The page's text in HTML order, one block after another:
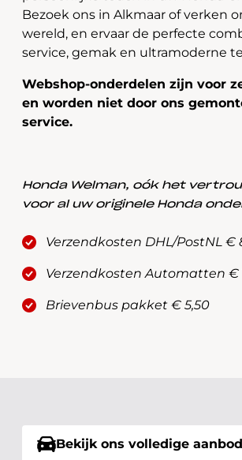
Bezoek ons in Alkmaar of verken
wereld, en ervaar de perfecte
service, gemak en ultramoderne
Webshop-onderdelen zijn voor
en worden niet door ons
service.
Honda Welman, oók het
voor al uw originele Honda
Verzendkosten DHL/PostNL €
Verzendkosten Automatten €
Brievenbus pakket € 5,50
Bekijk ons volledige aanbod